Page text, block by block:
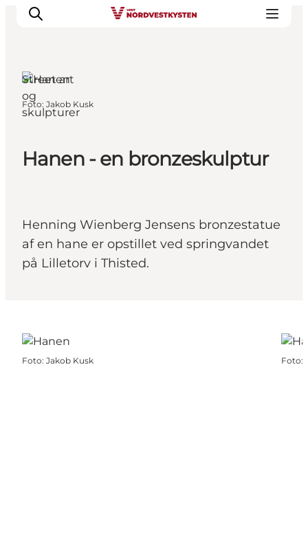
Feriesteder
Handicapvenlig ferie
Hanen - en bronzeskulptur
Henning Wienberg Jensens bronzestatue
af en hane er opstillet ved springvandet
på Lilletorv i Thisted.
Street art
og
skulpturer
Foto: Jakob Kusk
Foto: Jakob Kusk Foto: